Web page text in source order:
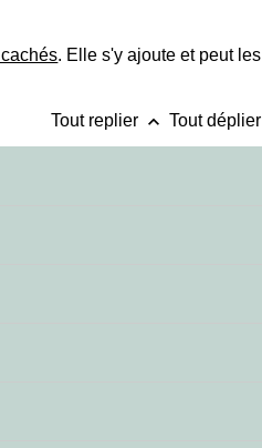
. Elle s'y ajoute et peut les
Tout replier keyboard_arrow_up Tout déplier